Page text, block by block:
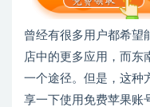
曾经有很多用户都希望
店中的更多应用，而东
一个途径。但是，这种
享一下使用免费苹果账